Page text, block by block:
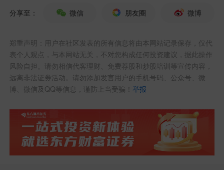
站稳五日线，那么短期行情就还是可以相
分享至： 微信 朋友圈 微博
郑重声明：用户在社区发表的所有信息将由本网站记录保存，仅代
表个人观点，与本网站无关，不对您构成任何投资建议，据此操作
风险自担。请勿相信代客理财、免费荐股和炒股培训等宣传内容，
远离非法证券活动。请勿添加发言用户的手机号码、公众号、微
博、微信及QQ等信息，谨防上当受骗！举报